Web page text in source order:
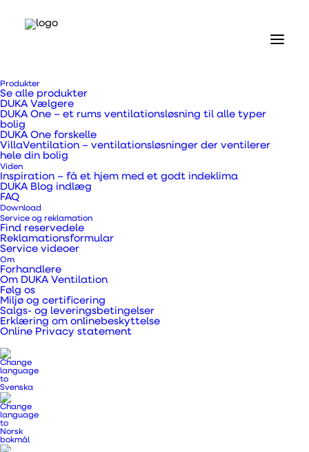
Produkter
Se alle produkter
DUKA Vælgere
DUKA One – et rums ventilationsløsning til alle typer
bolig
DUKA One forskelle
VillaVentilation – ventilationsløsninger der ventilerer
hele din bolig
Viden
Inspiration – få et hjem med et godt indeklima
DUKA Blog indlæg
FAQ
Download
Service og reklamation
Find reservedele
Reklamationsformular
Service videoer
Om
Forhandlere
Om DUKA Ventilation
Følg os
Miljø og certificering
Salgs- og leveringsbetingelser
Erklæring om onlinebeskyttelse
Online Privacy statement
Produkter
Ventiler og riste
Vægventil type 100
Vægventil type 100
Med en vægventil kan du få frisk udeluft ind i din
bolig.
Varenummer
319317
Kategorier
til indendørsbrug
EAN